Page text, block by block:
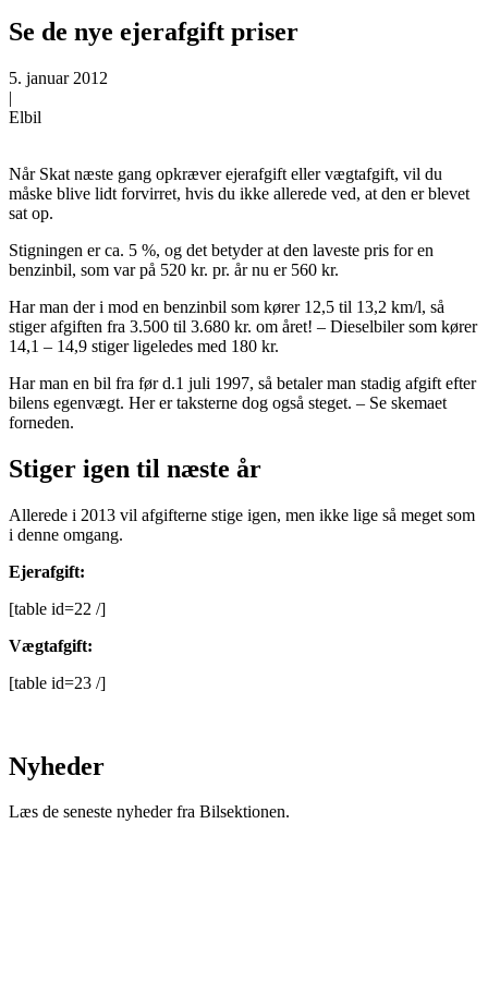
Se de nye ejerafgift priser
5. januar 2012
|
Elbil
Når Skat næste gang opkræver ejerafgift eller vægtafgift, vil du
måske blive lidt forvirret, hvis du ikke allerede ved, at den er blevet
sat op.
Stigningen er ca. 5 %, og det betyder at den laveste pris for en
benzinbil, som var på 520 kr. pr. år nu er 560 kr.
Har man der i mod en benzinbil som kører 12,5 til 13,2 km/l, så
stiger afgiften fra 3.500 til 3.680 kr. om året! – Dieselbiler som kører
14,1 – 14,9 stiger ligeledes med 180 kr.
Har man en bil fra før d.1 juli 1997, så betaler man stadig afgift efter
bilens egenvægt. Her er taksterne dog også steget. – Se skemaet
forneden.
Stiger igen til næste år
Allerede i 2013 vil afgifterne stige igen, men ikke lige så meget som
i denne omgang.
Ejerafgift:
[table id=22 /]
Vægtafgift:
[table id=23 /]
Nyheder
Læs de seneste nyheder fra Bilsektionen.